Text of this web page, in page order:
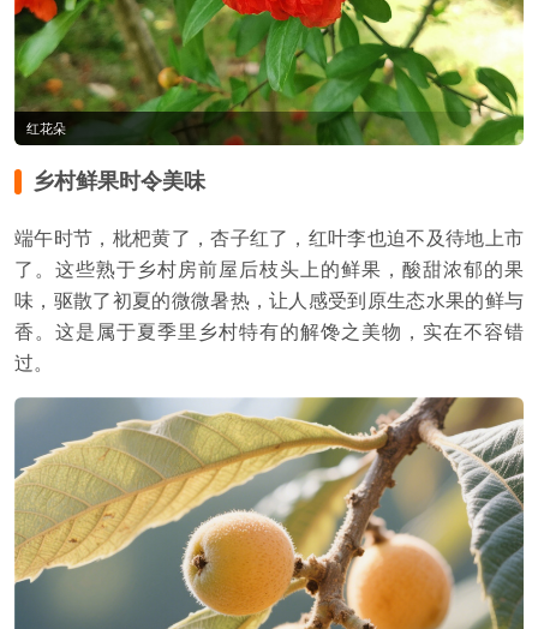
红花朵
乡村鲜果时令美味
端午时节，枇杷黄了，杏子红了，红叶李也迫不及待地上市
了。这些熟于乡村房前屋后枝头上的鲜果，酸甜浓郁的果
味，驱散了初夏的微微暑热，让人感受到原生态水果的鲜与
香。这是属于夏季里乡村特有的解馋之美物，实在不容错
过。